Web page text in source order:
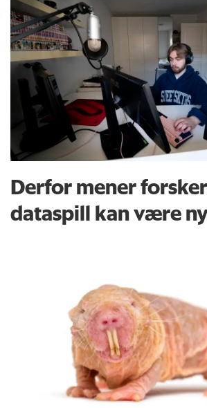
Derfor mener
dataspill kan være